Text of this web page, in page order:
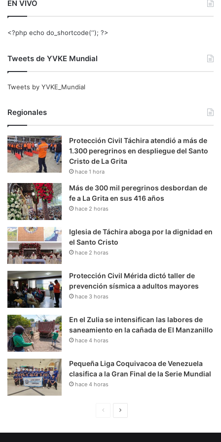
EN VIVO
<?php echo do_shortcode(‘‘); ?>
Tweets de YVKE Mundial
Tweets by YVKE_Mundial
Regionales
Protección Civil Táchira atendió a más de
1.300 peregrinos en despliegue del Santo
Cristo de La Grita
hace 1 hora
Más de 300 mil peregrinos desbordan de
fe a La Grita en sus 416 años
hace 2 horas
Iglesia de Táchira aboga por la dignidad en
el Santo Cristo
hace 2 horas
Protección Civil Mérida dictó taller de
prevención sísmica a adultos mayores
hace 3 horas
En el Zulia se intensifican las labores de
saneamiento en la cañada de El Manzanillo
hace 4 horas
Pequeña Liga Coquivacoa de Venezuela
clasifica a la Gran Final de la Serie Mundial
hace 4 horas